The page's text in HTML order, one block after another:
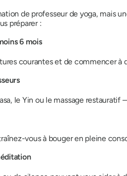
de professeur de yoga, mais
préparer :
6 mois
courantes et de commencer
le Yin ou le massage
vous à bouger en pleine